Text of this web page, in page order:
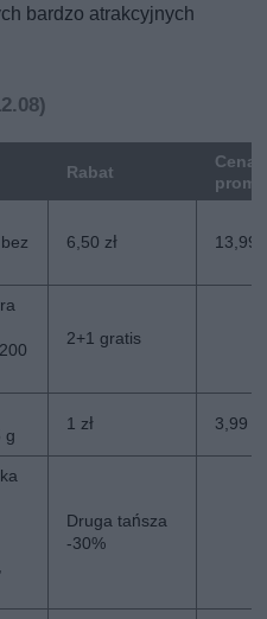
bardzo atrakcyjnych
Rabat
Cena
6,50 zł 13,99
2+1 gratis
g
1 zł 3,99
Druga tańsza
-30%